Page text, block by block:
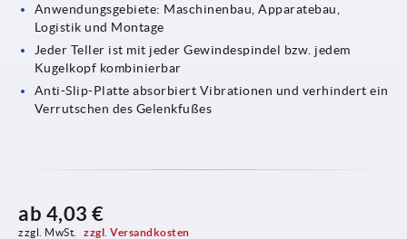
Anwendungsgebiete: Maschinenbau, Apparatebau,
Logistik und Montage
Jeder Teller ist mit jeder Gewindespindel bzw. jedem
Kugelkopf kombinierbar
Anti-Slip-Platte absorbiert Vibrationen und verhindert ein
Verrutschen des Gelenkfußes
ab 4,03 €
zzgl. MwSt. zzgl. Versandkosten